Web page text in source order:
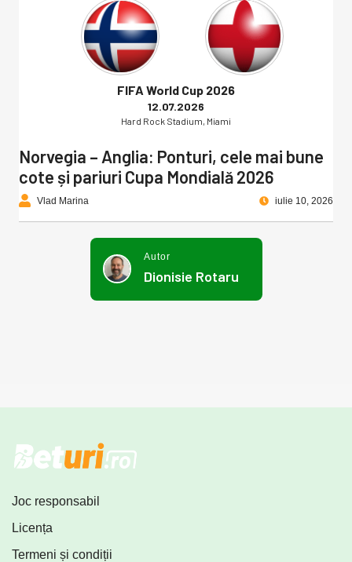
FIFA World Cup 2026
12.07.2026
Hard Rock Stadium, Miami
Norvegia – Anglia: Ponturi, cele mai bune
cote și pariuri Cupa Mondială 2026
Vlad Marina iulie 10, 2026
Autor
Dionisie Rotaru
Joc responsabil
Licența
Termeni și condiții